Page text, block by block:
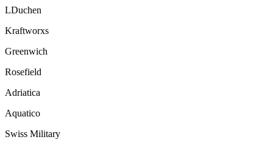
LDuchen
Kraftworxs
Greenwich
Rosefield
Adriatica
Aquatico
Swiss Military